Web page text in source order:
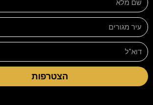
הצטרפות